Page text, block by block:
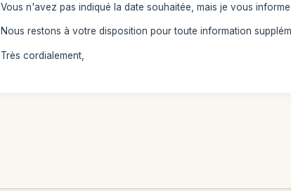
Vous n'avez pas indiqué la date souhaitée, mais je vous
Nous restons à votre disposition pour toute information
Très cordialement,